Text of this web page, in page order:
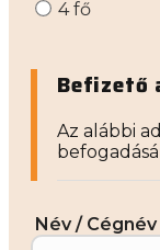
4 fő
Befizető
Az alábbi
Név / Cégnév